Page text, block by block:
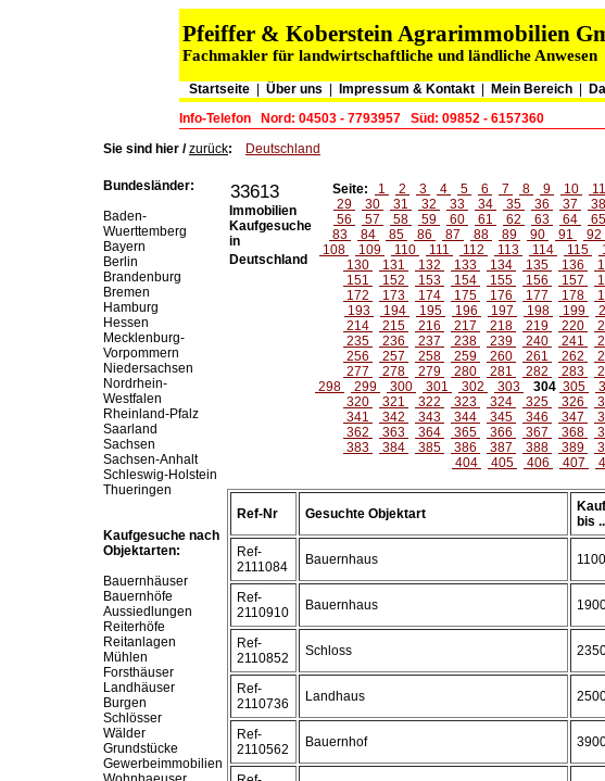
Pfeiffer & Koberstein Agrarimmobilien
Fachmakler für landwirtschaftliche und ländliche Anwesen
Startseite| Über uns Impressum & Kontakt| Mein Bereich
Info-Telefon
Nord: 04503 - 7793957 Süd: 09852 - 6157360
Sie sind hier /zurück: Deutschland
Bundesländer:
Baden-
Wuerttemberg
Bayern
Berlin
Brandenburg
Bremen
Hamburg
Hessen
Mecklenburg-
Vorpommern
Niedersachsen
Nordrhein-
Westfalen
Rheinland-Pfalz
Saarland
Sachsen
Sachsen-Anhalt
Schleswig-Holstein
Thueringen
Kaufgesuche nach
Objektarten:
Bauernhäuser
Bauernhöfe
Aussiedlungen
Reiterhöfe
Reitanlagen
Mühlen
Forsthäuser
Landhäuser
Burgen
Schlösser
Wälder
Grundstücke
Gewerbeimmobilien
33613
Immobilien
Kaufgesuche
in
Deutschland
Seite: 1 2 3 4 5 6 7 8 9 10 11
29
30 31 32 33 34 35 36 37 38
56
57 58 59 60 61 62 63 64 65
83
84 85 86 87 88 89 90 91 92
108
109 110 111 112 113 114 115
130
131 132 133 134 135 136
151
152 153 154 155 156 157
172
173 174 175 176 177 178
193
194 195 196 197 198 199
214
215 216 217 218 219 220
235
236 237 238 239 240 241
256
257 258 259 260 261 262
277
278 279 280 281 282 283
298
299 300 301 302 303 304 305
320
321 322 323 324 325 326
341
342 343 344 345 346 347
362
363 364 365 366 367 368
383
384 385 386 387 388 389
404
405 406 407
Ref-Nr Gesuchte Objektart
bis
Ref-
2111084
Bauernhaus
Ref-
2110910
Bauernhaus
Ref-
2110852
Schloss
Ref-
2110736
Landhaus
Ref-
2110562
Bauernhof